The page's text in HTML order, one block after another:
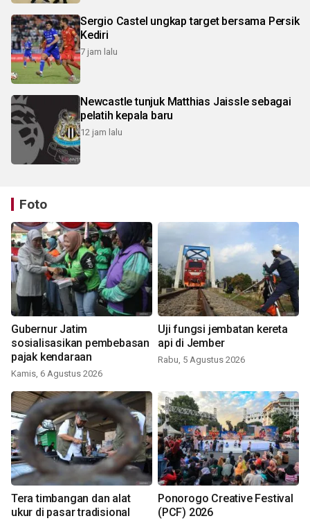
Sergio Castel ungkap target bersama Persik
Kediri
7 jam lalu
Newcastle tunjuk Matthias Jaissle sebagai
pelatih kepala baru
12 jam lalu
Foto
Gubernur Jatim
sosialisasikan pembebasan
pajak kendaraan
Kamis, 6 Agustus 2026
Uji fungsi jembatan kereta
api di Jember
Rabu, 5 Agustus 2026
Tera timbangan dan alat
ukur di pasar tradisional
Ponorogo Creative Festival
(PCF) 2026